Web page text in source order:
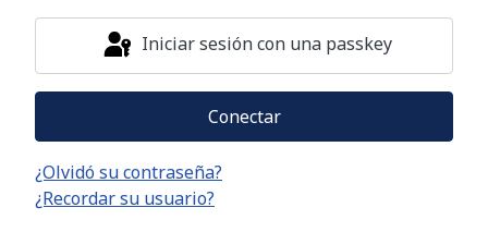
Iniciar sesión con una passkey
Conectar
¿Olvidó su contraseña?
¿Recordar su usuario?